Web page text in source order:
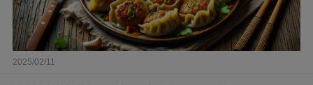
2025/02/11